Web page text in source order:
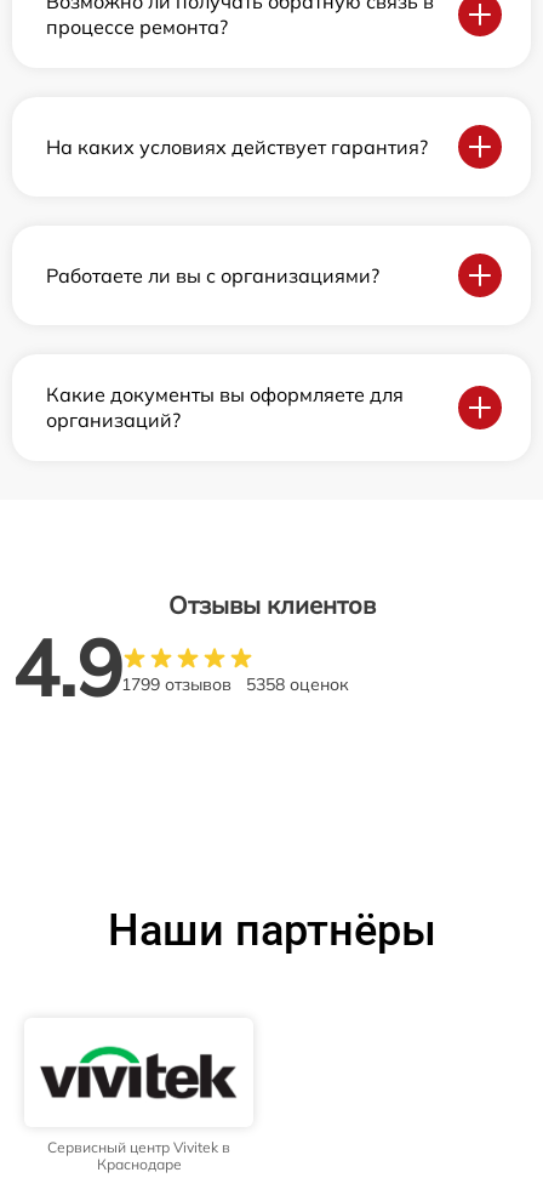
процессе ремонта?
На каких условиях действует гарантия?
Работаете ли вы с организациями?
Какие документы вы оформляете для
организаций?
Отзывы клиентов
4.91799 отзывов 5358 оценок
Наши партнёры
Сервисный центр Vivitek в
Краснодаре